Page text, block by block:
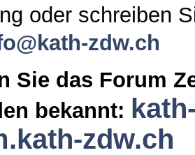
oder schreiben
zdw.ch
Sie das Forum
bekannt:
zdw.ch